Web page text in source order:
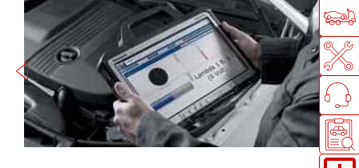
резкое снижение уровня рабочей
жидкости;
вой и другие шумы из коробки;
переключение передач рывками;
исчезновение любой из передач;
самовольное переключение